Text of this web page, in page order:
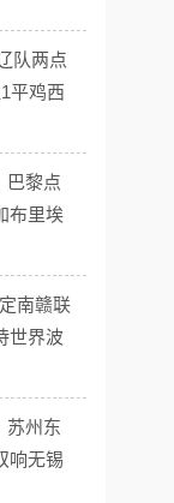
队两点
平鸡西
巴黎点
布里埃
南赣联
世界波
苏州东
响无锡